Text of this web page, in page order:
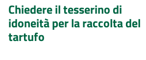
Chiedere il tesserino di
idoneità per la raccolta del
tartufo